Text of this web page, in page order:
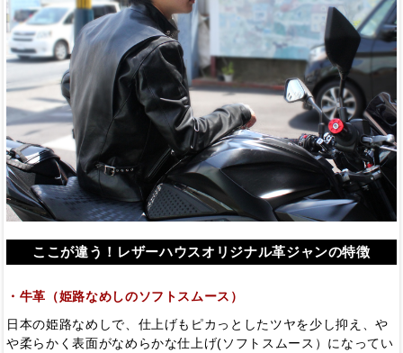
ここが違う！レザーハウスオリジナル革ジャンの特徴
・牛革（姫路なめしのソフトスムース）
日本の姫路なめしで、仕上げもピカっとしたツヤを少し抑え、や
や柔らかく表面がなめらかな仕上げ(ソフトスムース）になってい